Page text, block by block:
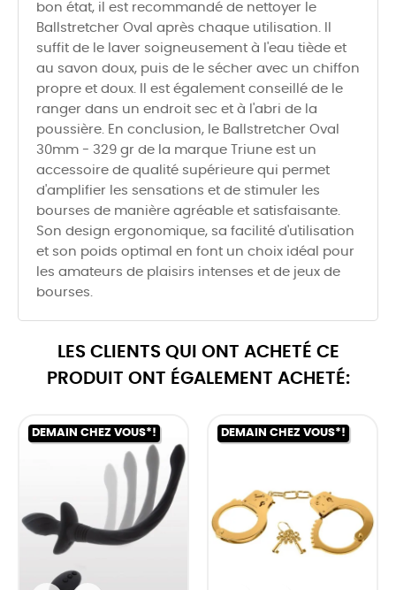
bon état, il est recommandé de nettoyer le
Ballstretcher Oval après chaque utilisation. Il
suffit de le laver soigneusement à l'eau tiède et
au savon doux, puis de le sécher avec un chiffon
propre et doux. Il est également conseillé de le
ranger dans un endroit sec et à l'abri de la
poussière. En conclusion, le Ballstretcher Oval
30mm - 329 gr de la marque Triune est un
accessoire de qualité supérieure qui permet
d'amplifier les sensations et de stimuler les
bourses de manière agréable et satisfaisante.
Son design ergonomique, sa facilité d'utilisation
et son poids optimal en font un choix idéal pour
les amateurs de plaisirs intenses et de jeux de
bourses.
LES CLIENTS QUI ONT ACHETÉ CE
PRODUIT ONT ÉGALEMENT ACHETÉ:
DEMAIN CHEZ VOUS*! DEMAIN CHEZ VOUS*!